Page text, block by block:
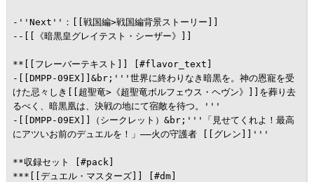
-''Next''：[[戦国編>戦国編背景ストーリー]]
--[[《暗黒皇グレイテスト・シーザー》]]
**[[フレーバーテキスト]] [#flavor_text]
-[[DMPP-09EX]]&br;'''世界に終わりなき暗黒を。神の恩寵を受
けた忌々しき[[超聖竜>《超聖竜ボルフェウス・ヘヴン》]]を葬り去
るべく、暗黒凰は、決戦の地にて宿敵を待つ。'''
-[[DMPP-09EX]]（シークレット）&br;'''「見せてくれよ！最高
にアツいお前のデュエルを！」――火の守護者 [[グレン]]'''
**収録セット [#pack]
***[[デュエル・マスターズ]] [#dm]